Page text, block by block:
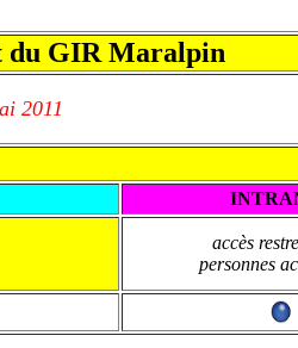
du GIR Maralpin
2011
accès
personnes